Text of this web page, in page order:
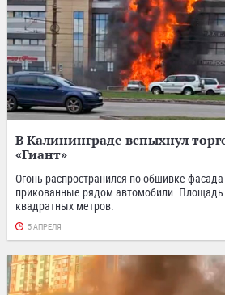
В Калининграде вспыхнул
«Гиант»
Огонь распространился по обшивке
прикованные рядом автомобили. Площадь
квадратных метров.
5 АПРЕЛЯ